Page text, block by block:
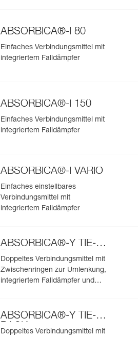
ABSORBICA®-I 80
Einfaches Verbindungsmittel mit
integriertem Falldämpfer
ABSORBICA®-I 150
Einfaches Verbindungsmittel mit
integriertem Falldämpfer
ABSORBICA®-I VARIO
Einfaches einstellbares
Verbindungsmittel mit
integriertem Falldämpfer
ABSORBICA®-Y TIE-
BACK MGO
Doppeltes Verbindungsmittel mit
Zwischenringen zur Umlenkung,
integriertem Falldämpfer und
ABSORBICA®-Y TIE-
BACK
Doppeltes Verbindungsmittel mit